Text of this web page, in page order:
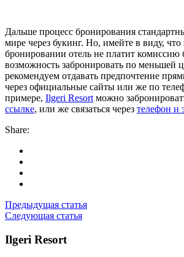
Дальше процесс бронирования
мире через букинг. Но, имейте в виду,
бронировании отель не платит комиссию
возможность забронировать по меньшей
рекомендуем отдавать предпочтение
через официальные сайты или же по
примере, Ilgeri Resort можно
ссылке, или же связаться через телефон и
Share:
Предыдущая статья
Следующая статья
Ilgeri Resort